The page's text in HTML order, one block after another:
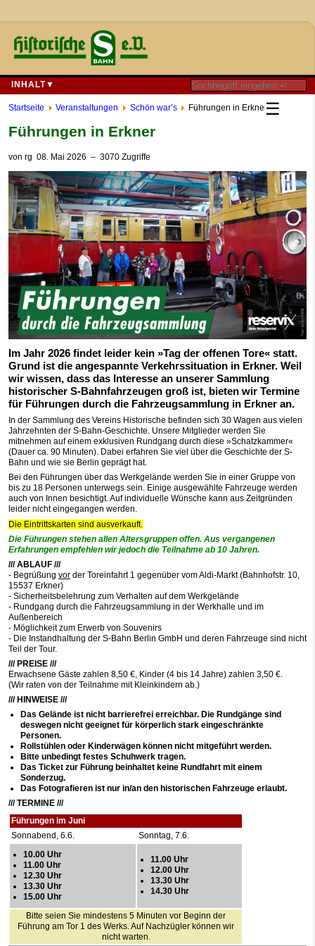
INHALT▼
☰
Startseite Veranstaltungen Schön war’s Führungen in Erkner
Führungen in Erkner
von rg 08. Mai 2026 – 3070 Zugriffe
Im Jahr 2026 findet leider kein »Tag der offenen Tore« statt.
Grund ist die angespannte Verkehrssituation in Erkner. Weil
wir wissen, dass das Interesse an unserer Sammlung
historischer S-Bahnfahrzeugen groß ist, bieten wir Termine
für Führungen durch die Fahrzeugsammlung in Erkner an.
In der Sammlung des Vereins Historische befinden sich 30 Wagen aus vielen
Jahrzehnten der S-Bahn-Geschichte. Unsere Mitglieder werden Sie
mitnehmen auf einem exklusiven Rundgang durch diese »Schatzkammer«
(Dauer ca. 90 Minuten). Dabei erfahren Sie viel über die Geschichte der S-
Bahn und wie sie Berlin geprägt hat.
Bei den Führungen über das Werkgelände werden Sie in einer Gruppe von
bis zu 18 Personen unterwegs sein. Einige ausgewählte Fahrzeuge werden
auch von Innen besichtigt. Auf individuelle Wünsche kann aus Zeitgründen
leider nicht eingegangen werden.
Die Eintrittskarten sind ausverkauft.
Die Führungen stehen allen Altersgruppen offen. Aus vergangenen
Erfahrungen empfehlen wir jedoch die Teilnahme ab 10 Jahren.
/// ABLAUF ///
- Begrüßung vor der Toreinfahrt 1 gegenüber vom Aldi-Markt (Bahnhofstr. 10,
15537 Erkner)
- Sicherheitsbelehrung zum Verhalten auf dem Werkgelände
- Rundgang durch die Fahrzeugsammlung in der Werkhalle und im
Außenbereich
- Möglichkeit zum Erwerb von Souvenirs
- Die Instandhaltung der S-Bahn Berlin GmbH und deren Fahrzeuge sind nicht
Teil der Tour.
/// PREISE ///
Erwachsene Gäste zahlen 8,50 €, Kinder (4 bis 14 Jahre) zahlen 3,50 €.
(Wir raten von der Teilnahme mit Kleinkindern ab.)
/// HINWEISE ///
Das Gelände ist nicht barrierefrei erreichbar. Die Rundgänge sind
deswegen nicht geeignet für körperlich stark eingeschränkte
Personen.
Rollstühlen oder Kinderwägen können nicht mitgeführt werden.
Bitte unbedingt festes Schuhwerk tragen.
Das Ticket zur Führung beinhaltet keine Rundfahrt mit einem
Sonderzug.
Das Fotografieren ist nur in/an den historischen Fahrzeuge erlaubt.
/// TERMINE ///
Führungen im Juni
Sonnabend, 6.6.
Sonntag, 7.6.
10.00 Uhr
11.00 Uhr
12.30 Uhr
13.30 Uhr
15.00 Uhr
11.00 Uhr
12.00 Uhr
13.30 Uhr
14.30 Uhr
Bitte seien Sie mindestens 5 Minuten vor Beginn der
Führung am Tor 1 des Werks. Auf Nachzügler können wir
nicht warten.